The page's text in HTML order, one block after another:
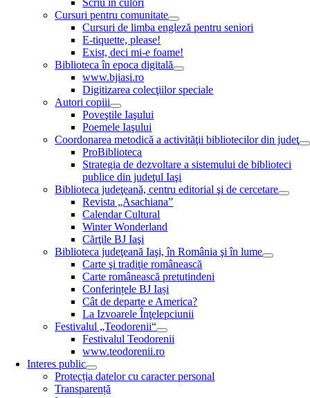
Scriu în culori
Cursuri pentru comunitate
Cursuri de limba engleză pentru seniori
E-tiquette, please!
Exist, deci mi-e foame!
Biblioteca în epoca digitală
www.bjiasi.ro
Digitizarea colecţiilor speciale
Autori copiii
Poveştile Iaşului
Poemele Iaşului
Coordonarea metodică a activităţii bibliotecilor din judeţ
ProBiblioteca
Strategia de dezvoltare a sistemului de biblioteci
publice din judeţul Iaşi
Biblioteca judeţeană, centru editorial şi de cercetare
Revista „Asachiana”
Calendar Cultural
Winter Wonderland
Cărţile BJ Iaşi
Biblioteca judeţeană Iaşi, în România şi în lume
Carte şi tradiţie românească
Carte românească pretutindeni
Conferințele BJ Iași
Cât de departe e America?
La Izvoarele Înţelepciunii
Festivalul „Teodorenii“
Festivalul Teodorenii
www.teodorenii.ro
Interes public
Protecția datelor cu caracter personal
Transparență